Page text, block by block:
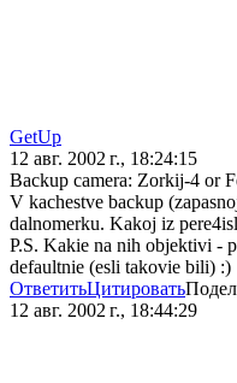
GetUp
12 авг. 2002 г., 18:24:15
Backup camera: Zorkij-4 or
V kachestve backup
dalnomerku. Kakoj iz
P.S. Kakie na nih objektivi -
defaultnie (esli takovie bili) :)
ОтветитьЦитировать
12 авг. 2002 г., 18:44:29